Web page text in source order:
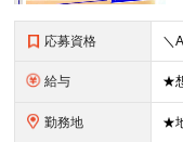
応募資格
給与
勤務地